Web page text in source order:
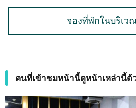
จองที่พักในบริเว
คนที่เข้าชมหน้านี้ดูหน้าเหล่านี้ด้